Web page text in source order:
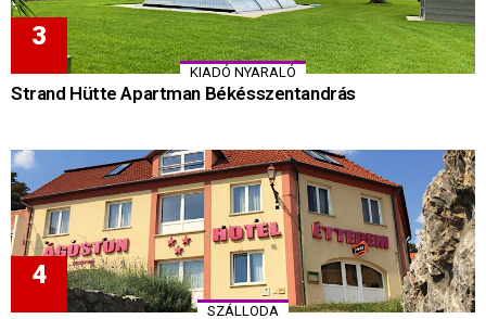
KIADÓ NYARALÓ
Strand Hütte Apartman Békésszentandrás
SZÁLLODA